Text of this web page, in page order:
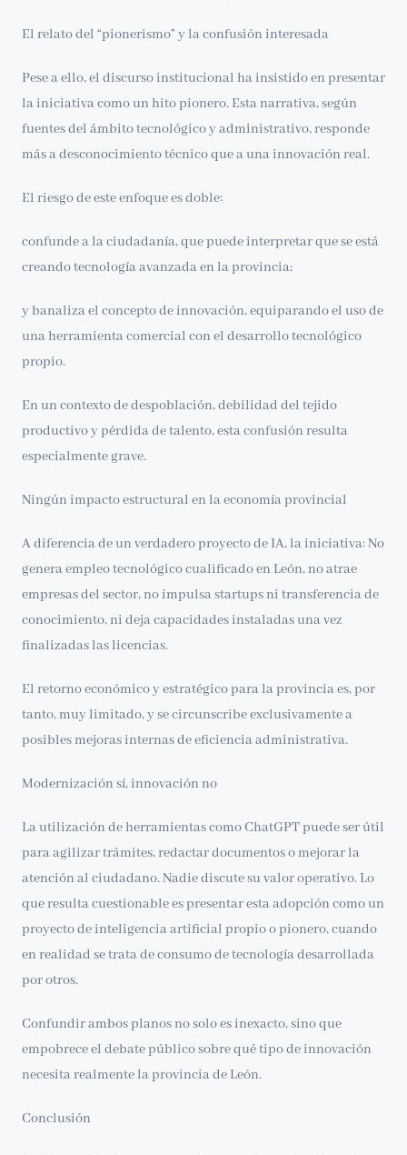
El relato del “pionerismo” y la confusión interesada
Pese a ello, el discurso institucional ha insistido en presentar
la iniciativa como un hito pionero. Esta narrativa, según
fuentes del ámbito tecnológico y administrativo, responde
más a desconocimiento técnico que a una innovación real.
El riesgo de este enfoque es doble:
confunde a la ciudadanía, que puede interpretar que se está
creando tecnología avanzada en la provincia;
y banaliza el concepto de innovación, equiparando el uso de
una herramienta comercial con el desarrollo tecnológico
propio.
En un contexto de despoblación, debilidad del tejido
productivo y pérdida de talento, esta confusión resulta
especialmente grave.
Ningún impacto estructural en la economía provincial
A diferencia de un verdadero proyecto de IA, la iniciativa: No
genera empleo tecnológico cualificado en León, no atrae
empresas del sector, no impulsa startups ni transferencia de
conocimiento, ni deja capacidades instaladas una vez
finalizadas las licencias.
El retorno económico y estratégico para la provincia es, por
tanto, muy limitado, y se circunscribe exclusivamente a
posibles mejoras internas de eficiencia administrativa.
Modernización sí, innovación no
La utilización de herramientas como ChatGPT puede ser útil
para agilizar trámites, redactar documentos o mejorar la
atención al ciudadano. Nadie discute su valor operativo. Lo
que resulta cuestionable es presentar esta adopción como un
proyecto de inteligencia artificial propio o pionero, cuando
en realidad se trata de consumo de tecnología desarrollada
por otros.
Confundir ambos planos no solo es inexacto, sino que
empobrece el debate público sobre qué tipo de innovación
necesita realmente la provincia de León.
Conclusión